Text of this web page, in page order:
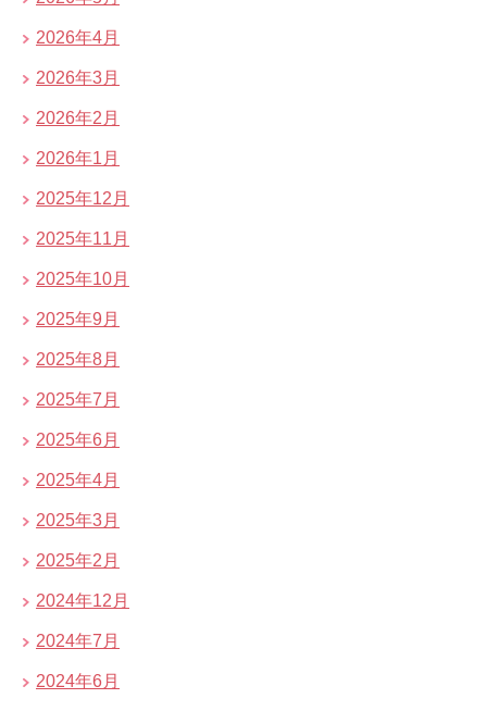
2026年4月
2026年3月
2026年2月
2026年1月
2025年12月
2025年11月
2025年10月
2025年9月
2025年8月
2025年7月
2025年6月
2025年4月
2025年3月
2025年2月
2024年12月
2024年7月
2024年6月